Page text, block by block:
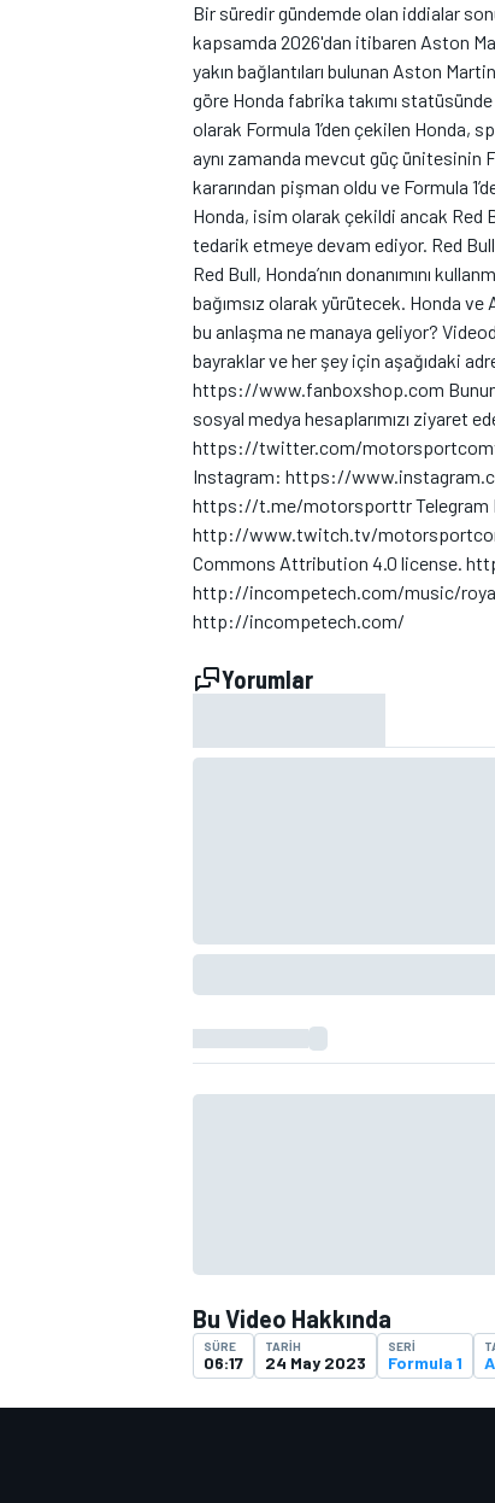
WRC
TÜRK SPORCULAR
Bir süredir gündemde olan iddialar
kapsamda 2026'dan itibaren Aston
yakın bağlantıları bulunan Aston
göre Honda fabrika takımı
olarak Formula 1’den çekilen Honda,
aynı zamanda mevcut güç ünitesinin
kararından pişman oldu ve Formula
Honda, isim olarak çekildi ancak Red
tedarik etmeye devam ediyor. Red
Red Bull, Honda’nın donanımını
bağımsız olarak yürütecek. Honda ve
bu anlaşma ne manaya geliyor?
bayraklar ve her şey için aşağıdaki
https://www.fanboxshop.com Bunun
sosyal medya hesaplarımızı
https://twitter.com/
Instagram: https://
https://t.me/motorsporttr Telegram
http://www.twitch.tv/motorsportcom
Commons Attribution 4.0 license.
http://incompetech.com/music/
http://incompetech.com/
Yorumlar
Bu Video Hakkında
SÜRE
06:17
TARIH
24 May 2023
SERI
Formula 1